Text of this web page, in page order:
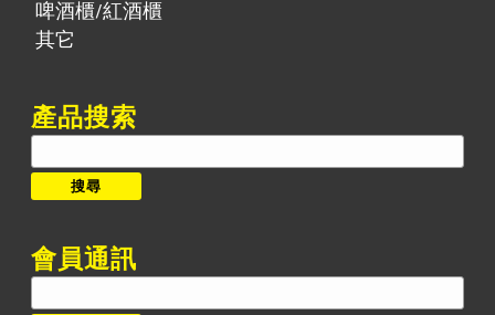
啤酒櫃/紅酒櫃
其它
產品搜索
尋:
搜尋
會員通訊